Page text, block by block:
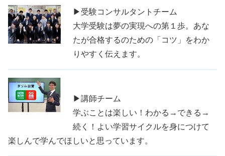
▶受験コンサルタントチーム
大学受験は夢の実現への第１歩。あな
たが合格するのための「コツ」をわか
りやすく伝えます。
▶講師チーム
学ぶことは楽しい！わかる→できる→
続く！よい学習サイクルを身につけて
楽しんで学んでほしいと思っています。